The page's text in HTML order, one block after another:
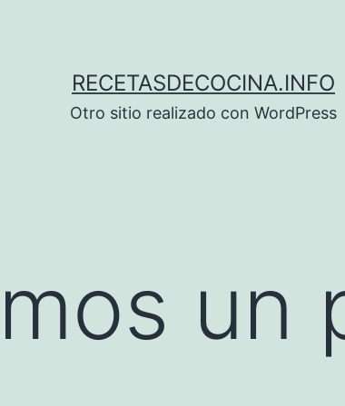
RECETASDECOCINA.INFO
Otro sitio realizado con WordPress
un